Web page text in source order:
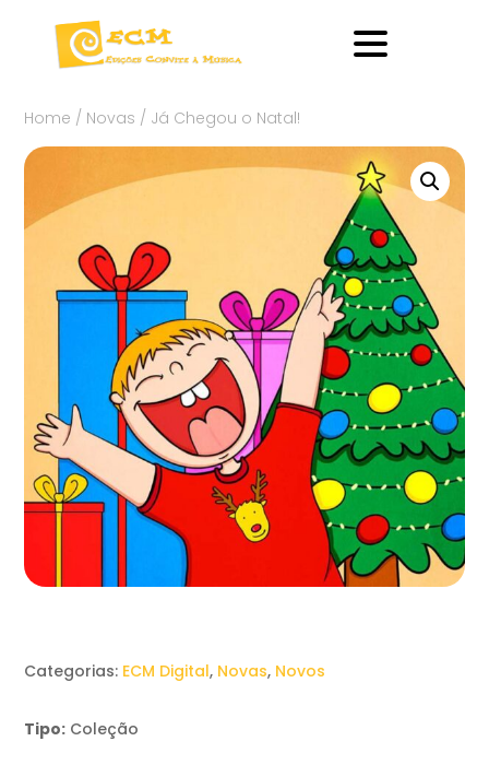
Home / Novas / Já Chegou o Natal!
Categorias: ECM Digital, Novas, Novos
Tipo: Coleção